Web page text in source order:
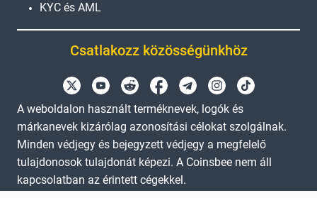
KYC és AML
Csatlakozz közösségünkhöz
A weboldalon használt terméknevek, logók és
márkanevek kizárólag azonosítási célokat szolgálnak.
Minden védjegy és bejegyzett védjegy a megfelelő
tulajdonosok tulajdonát képezi. A Coinsbee nem áll
kapcsolatban az érintett cégekkel.